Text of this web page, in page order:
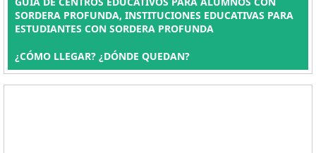
SORDERA PROFUNDA, INSTITUCIONES EDUCATIVAS PARA
ESTUDIANTES CON SORDERA PROFUNDA
¿CÓMO LLEGAR? ¿DÓNDE QUEDAN?